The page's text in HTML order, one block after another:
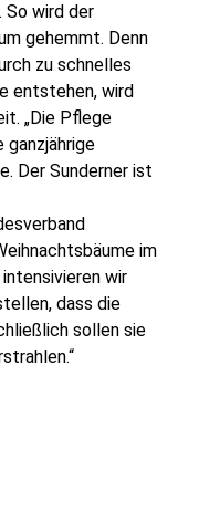
So wird der
gehemmt. Denn
zu schnelles
entstehen, wird
„Die Pflege
ganzjährige
Der Sunderner ist
im
wir
dass die
sollen sie